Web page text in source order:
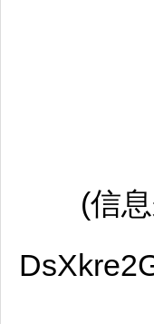
(信息来